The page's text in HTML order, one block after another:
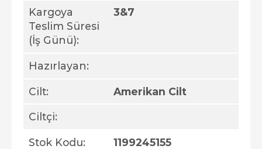
Kargoya
Teslim Süresi
(İş Günü):
3&7
Hazırlayan:
Cilt: Amerikan Cilt
Ciltçi:
Stok Kodu: 1199245155